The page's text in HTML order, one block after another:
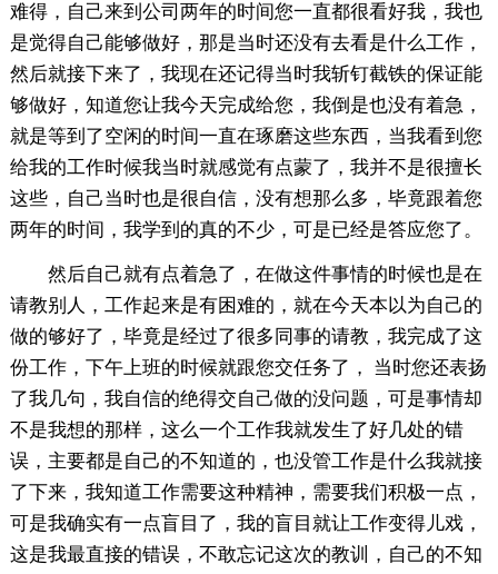
难得，自己来到公司两年的时间您一直都很看好我，我也
是觉得自己能够做好，那是当时还没有去看是什么工作，
然后就接下来了，我现在还记得当时我斩钉截铁的保证能
够做好，知道您让我今天完成给您，我倒是也没有着急，
就是等到了空闲的时间一直在琢磨这些东西，当我看到您
给我的工作时候我当时就感觉有点蒙了，我并不是很擅长
这些，自己当时也是很自信，没有想那么多，毕竟跟着您
两年的时间，我学到的真的不少，可是已经是答应您了。
然后自己就有点着急了，在做这件事情的时候也是在
请教别人，工作起来是有困难的，就在今天本以为自己的
做的够好了，毕竟是经过了很多同事的请教，我完成了这
份工作，下午上班的时候就跟您交任务了， 当时您还表扬
了我几句，我自信的绝得交自己做的没问题，可是事情却
不是我想的那样，这么一个工作我就发生了好几处的错
误，主要都是自己的不知道的，也没管工作是什么我就接
了下来，我知道工作需要这种精神，需要我们积极一点，
可是我确实有一点盲目了，我的盲目就让工作变得儿戏，
这是我最直接的错误，不敢忘记这次的教训，自己的不知